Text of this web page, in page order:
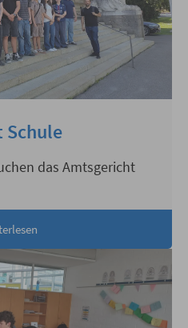
Schule
das Amtsgericht